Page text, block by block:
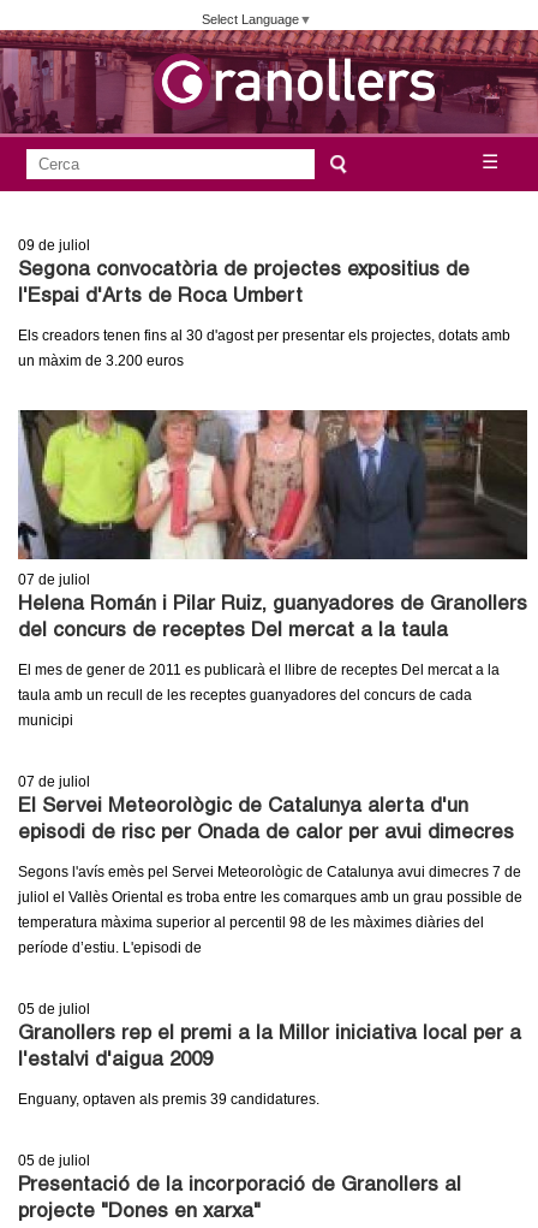
Vés
al
contingut
Select Language▼
m
G
☰
F
r
m
r
i
d
e
c
e
r
a
e
a
09 de juliol
Segona convocatòria de projectes expositius de
l'Espai d'Arts de Roca Umbert
Els creadors tenen fins al 30 d'agost per presentar els projectes, dotats amb
un màxim de 3.200 euros
07 de juliol
Helena Román i Pilar Ruiz, guanyadores de Granollers
del concurs de receptes Del mercat a la taula
El mes de gener de 2011 es publicarà el llibre de receptes Del mercat a la
taula amb un recull de les receptes guanyadores del concurs de cada
municipi
07 de juliol
El Servei Meteorològic de Catalunya alerta d'un
episodi de risc per Onada de calor per avui dimecres
Segons l'avís emès pel Servei Meteorològic de Catalunya avui dimecres 7 de
juliol el Vallès Oriental es troba entre les comarques amb un grau possible de
temperatura màxima superior al percentil 98 de les màximes diàries del
període d’estiu. L'episodi de
05 de juliol
Granollers rep el premi a la Millor iniciativa local per a
l'estalvi d'aigua 2009
Enguany, optaven als premis 39 candidatures.
05 de juliol
Presentació de la incorporació de Granollers al
projecte "Dones en xarxa"